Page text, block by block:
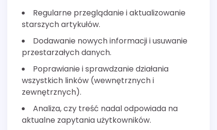
Regularne przeglądanie i aktualizowanie
starszych artykułów.
Dodawanie nowych informacji i usuwanie
przestarzałych danych.
Poprawianie i sprawdzanie działania
wszystkich linków (wewnętrznych i
zewnętrznych).
Analiza, czy treść nadal odpowiada na
aktualne zapytania użytkowników.